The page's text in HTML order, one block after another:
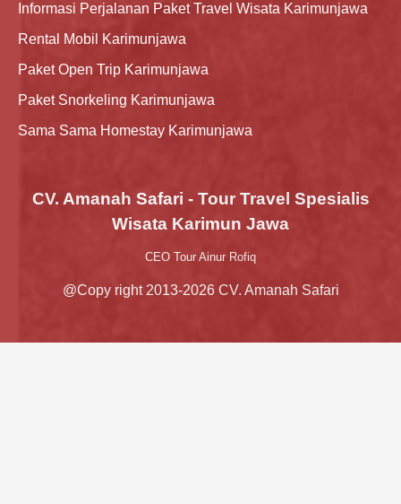
Informasi Perjalanan Paket Travel Wisata Karimunjawa
Rental Mobil Karimunjawa
Paket Open Trip Karimunjawa
Paket Snorkeling Karimunjawa
Sama Sama Homestay Karimunjawa
CV. Amanah Safari - Tour Travel Spesialis
Wisata Karimun Jawa
CEO Tour Ainur Rofiq
@Copy right 2013-2026 CV. Amanah Safari